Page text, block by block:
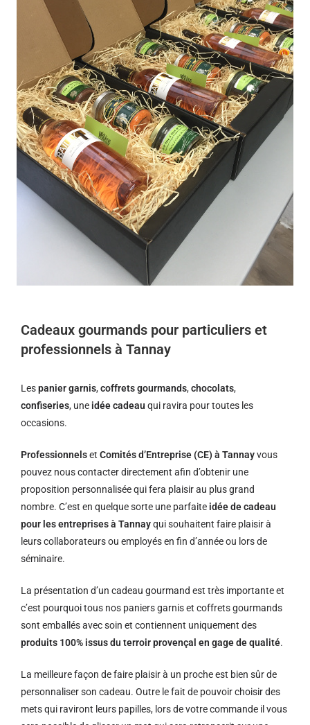
Cadeaux gourmands pour particuliers et
professionnels à Tannay
Lespanier garnis,coffrets gourmands,chocolats,
confiseries, une idée cadeau qui ravira pour toutes les
occasions.
Professionnelset Comités d’Entreprise (CE) à Tannayvous
pouvez nous contacter directement afin d’obtenir une
proposition personnalisée qui fera plaisir au plus grand
nombre. C’est en quelque sorte une parfaite idée de cadeau
pour les entreprises à Tannayqui souhaitent faire plaisir à
leurs collaborateurs ou employés en fin d’année ou lors de
séminaire.
La présentation d’un cadeau gourmand est très importante et
c’est pourquoi tous nos paniers garnis et coffrets gourmands
sont emballés avec soin et contiennent uniquement des
produits 100% issus du terroir provençal en gage de qualité.
La meilleure façon de faire plaisir à un proche est bien sûr de
personnaliser son cadeau. Outre le fait de pouvoir choisir des
mets qui raviront leurs papilles, lors de votre commande il vous